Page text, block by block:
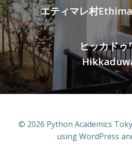
エティマレ村
ヒッカドゥ
© 2026 Python Academics
using WordPress